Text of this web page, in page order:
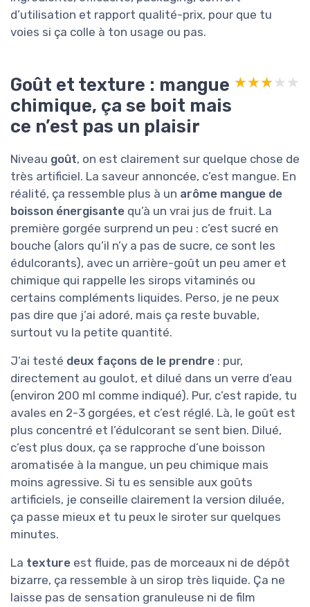
d’utilisation et rapport qualité-prix, pour que tu
voies si ça colle à ton usage ou pas.
Goût et texture : mangue
chimique, ça se boit mais
ce n’est pas un plaisir
★★★★★
★★★★★
Niveau goût, on est clairement sur quelque chose de
très artificiel. La saveur annoncée, c’est mangue. En
réalité, ça ressemble plus à un arôme mangue de
boisson énergisante qu’à un vrai jus de fruit. La
première gorgée surprend un peu : c’est sucré en
bouche (alors qu’il n’y a pas de sucre, ce sont les
édulcorants), avec un arrière-goût un peu amer et
chimique qui rappelle les sirops vitaminés ou
certains compléments liquides. Perso, je ne peux
pas dire que j’ai adoré, mais ça reste buvable,
surtout vu la petite quantité.
J’ai testé deux façons de le prendre : pur,
directement au goulot, et dilué dans un verre d’eau
(environ 200 ml comme indiqué). Pur, c’est rapide, tu
avales en 2-3 gorgées, et c’est réglé. Là, le goût est
plus concentré et l’édulcorant se sent bien. Dilué,
c’est plus doux, ça se rapproche d’une boisson
aromatisée à la mangue, un peu chimique mais
moins agressive. Si tu es sensible aux goûts
artificiels, je conseille clairement la version diluée,
ça passe mieux et tu peux le siroter sur quelques
minutes.
La texture est fluide, pas de morceaux ni de dépôt
bizarre, ça ressemble à un sirop très liquide. Ça ne
laisse pas de sensation granuleuse ni de film